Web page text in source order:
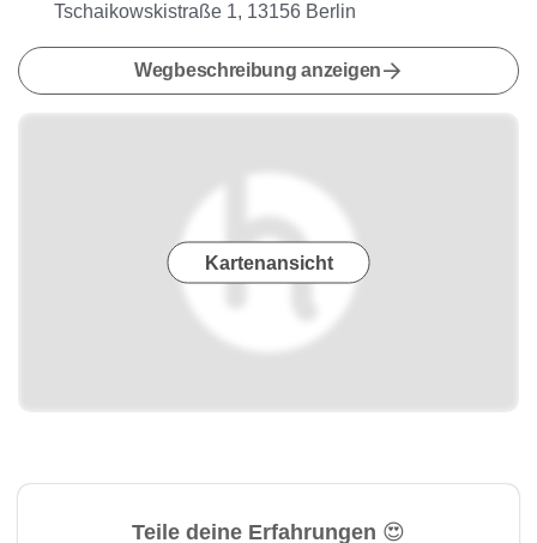
Tschaikowskistraße 1, 13156 Berlin
Wegbeschreibung anzeigen
Kartenansicht
Teile deine Erfahrungen 😍